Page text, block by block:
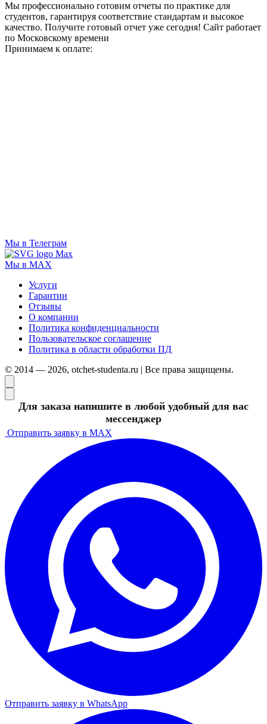
Мы профессионально готовим отчеты по практике для
студентов, гарантируя соответствие стандартам и высокое
качество. Получите готовый отчет уже сегодня! Сайт работает
по Московскому времени
Принимаем к оплате:
Мы в Телеграм
Мы в MAX
Услуги
Гарантии
Отзывы
О компании
Политика конфиденциальности
Пользовательское соглашение
Политика в области обработки ПД
© 2014 — 2026, otchet-studenta.ru | Все права защищены.
Для заказа напишите в любой удобный для вас
мессенджер
Отправить заявку в MAX
Отправить заявку в WhatsApp